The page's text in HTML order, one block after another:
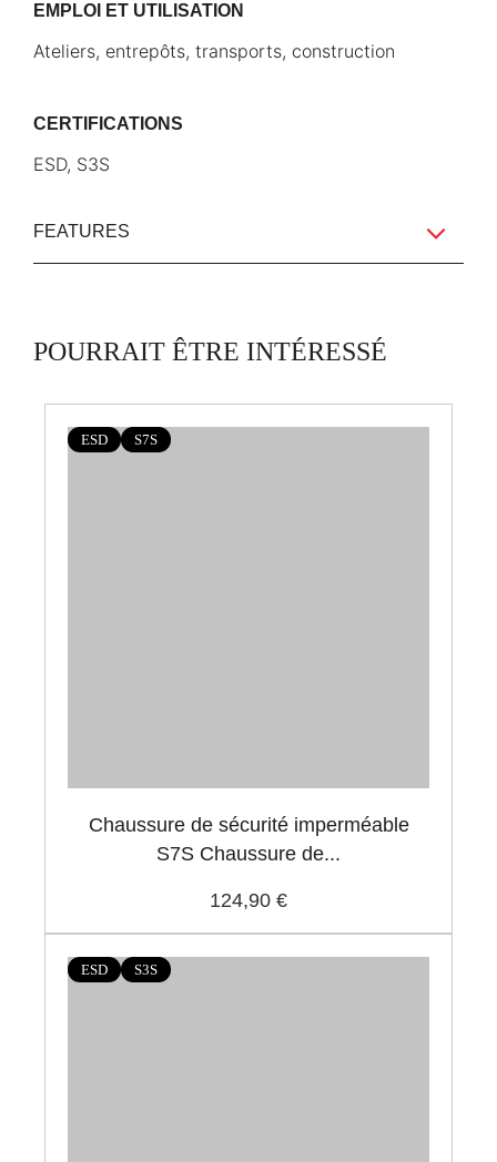
EMPLOI ET UTILISATION
Ateliers, entrepôts, transports, construction
CERTIFICATIONS
ESD, S3S
FEATURES
POURRAIT ÊTRE INTÉRESSÉ
ESD S7S
Chaussure de sécurité imperméable
S7S Chaussure de...
124,90 €
ESD S3S